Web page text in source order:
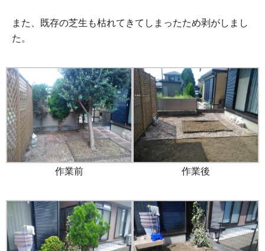
また、既存の芝生も枯れてきてしまったため剥がしまし
た。
作業前 作業後